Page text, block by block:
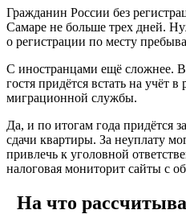
Гражданин России без
Самаре не больше трех дней.
о регистрации по месту
С иностранцами ещё сложнее. В
гостя придётся встать на учёт
миграционной службы.
Да, и по итогам года придётся
сдачи квартиры. За неуплату
привлечь к уголовной
налоговая мониторит сайты с
На что